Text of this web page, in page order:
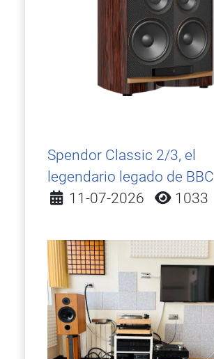
Spendor Classic 2/3, el
legendario legado de BBC
Detalles
11-07-2026 1033